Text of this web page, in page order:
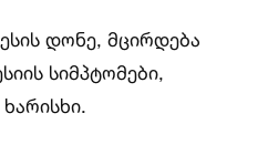
დონე, მცირდება
სიმპტომები,